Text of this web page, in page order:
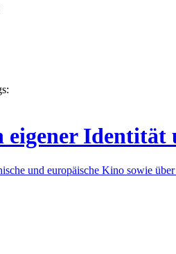
eigener
und europäische Kino sowie